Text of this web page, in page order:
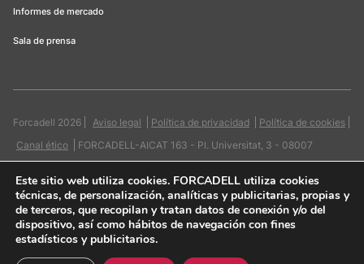
Informes de mercado
Sala de prensa
Forcadell 2026 Aviso legal Política de privacidad
Política de cookies
Canal ético
FORCADELL-AICAT 163 - Pl. Universitat, 3 - 08007
Quiero contactar
Este sitio web utiliza cookies. FORCADELL utiliza cookies
técnicas, de personalización, analíticas y publicitarias, propias y
de terceros, que recopilan y tratan datos de conexión y/o del
dispositivo, así como hábitos de navegación con fines
estadísticos y publicitarios.